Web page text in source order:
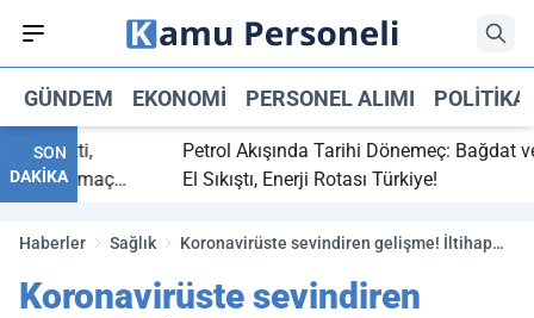
GÜNDEM EKONOMI PERSONEL ALIMI POLITIKA
SON
DAKİKA
bitti,
maç
Petrol Akışında Tarihi Dönemeç: Bağdat ve
El Sıkıştı, Enerji Rotası Türkiye!
Haberler Sağlık
Koronavirüste sevindiren gelişme! İltihap
Koronavirüste sevindiren